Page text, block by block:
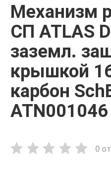
Механизм
СП ATLAS
заземл.
крышкой
карбон
ATN001046
0